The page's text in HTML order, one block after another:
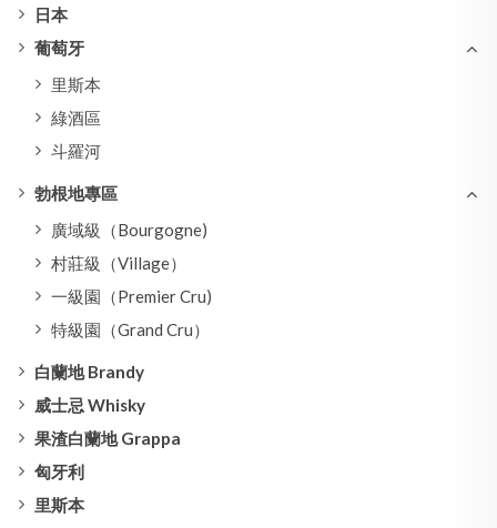
日本
葡萄牙
里斯本
綠酒區
斗羅河
勃根地專區
廣域級（Bourgogne)
村莊級（Village）
一級園（Premier Cru)
特級園（Grand Cru）
白蘭地 Brandy
威士忌 Whisky
果渣白蘭地 Grappa
匈牙利
里斯本